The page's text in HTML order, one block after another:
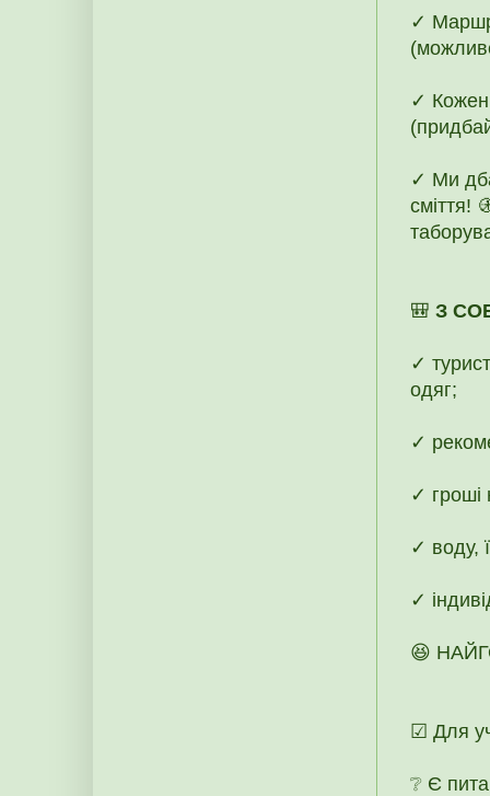
✓
✓ Кожен
✓ Ми
сміття!
🎒 З
✓
одяг;
✓
✓ гроші
✓ воду,
✓
😆
☑ Для
❔ Є